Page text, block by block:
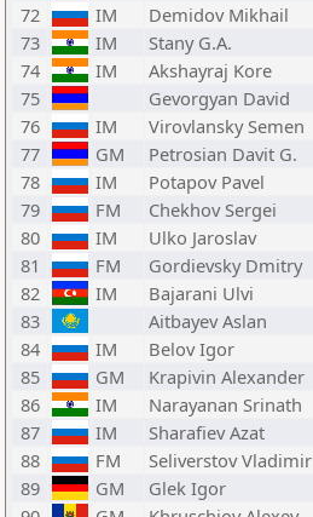
72
IM Demidov Mikhail
73
IM Stany G.A.
74
IM Akshayraj Kore
75
Gevorgyan David
76
IM Virovlansky Semen
77
GM Petrosian Davit G.
78
IM Potapov Pavel
79
FM Chekhov Sergei
80
IM Ulko Jaroslav
81
FM Gordievsky Dmitry
82
IM Bajarani Ulvi
83
Aitbayev Aslan
84
IM Belov Igor
85
GM Krapivin Alexander
86
IM Narayanan Srinath
87
IM Sharafiev Azat
88
FM Seliverstov Vladimir
89
GM Glek Igor